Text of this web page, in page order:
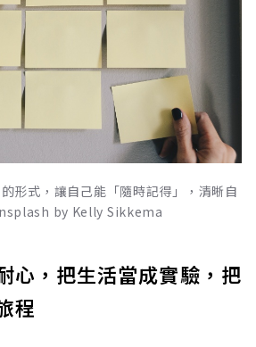
形式，讓自己能「隨時記得」，清晰自
by Kelly Sikkema
心，把生活當成實驗，把
程